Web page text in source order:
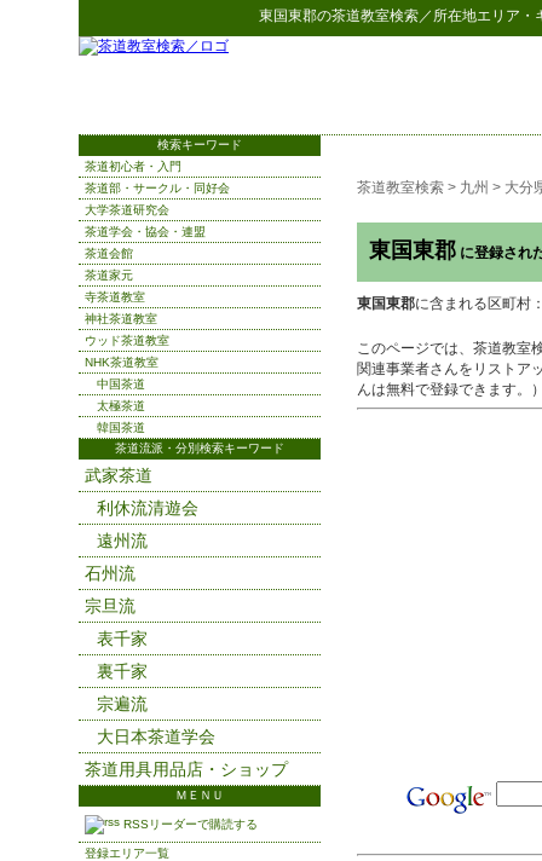
東国東郡の茶道教室検索／所在地エリア・
茶道教室検索 > 九州 > 大分
東国東郡 に登録され
東国東郡に含まれる区町村
このページでは、茶道教室
関連事業者さんをリストア
んは無料で登録できます。
検索キーワード
茶道初心者・入門
茶道部・サークル・同好会
大学茶道研究会
茶道学会・協会・連盟
茶道会館
茶道家元
寺茶道教室
神社茶道教室
ウッド茶道教室
NHK茶道教室
中国茶道
太極茶道
韓国茶道
茶道流派・分別検索キーワード
武家茶道
利休流清遊会
遠州流
石州流
宗旦流
表千家
裏千家
宗遍流
大日本茶道学会
茶道用具用品店・ショップ
ＭＥＮＵ
RSSリーダーで購読する
登録エリア一覧